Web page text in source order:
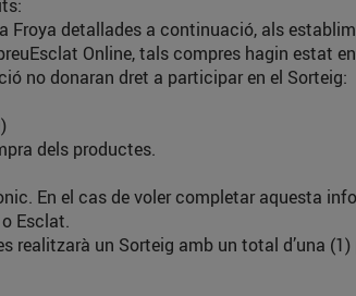
detallades a continuació, als
Online, tals compres hagin estat
no donaran dret a participar en el Sorteig:
dels productes.
el cas de voler completar aquesta
Esclat.
un Sorteig amb un total d’una